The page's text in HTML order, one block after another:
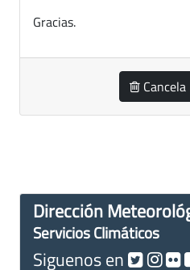
Gracias.
Cancela
Dirección
Servicios Climáticos
Siguenos en